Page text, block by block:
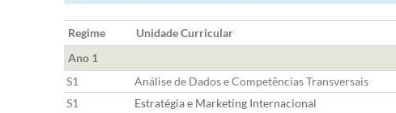
Regime Unidade Curricular
Ano 1
S1
Análise de Dados e Competências Transversais
S1
Estratégia e Marketing Internacional